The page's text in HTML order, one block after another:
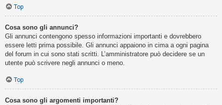
Top
Cosa sono gli annunci?
Gli annunci contengono spesso informazioni importanti e dovrebbero
essere letti prima possibile. Gli annunci appaiono in cima a ogni pagina
del forum in cui sono stati scritti. L’amministratore può decidere se un
utente può scrivere negli annunci o meno.
Top
Cosa sono gli argomenti importanti?